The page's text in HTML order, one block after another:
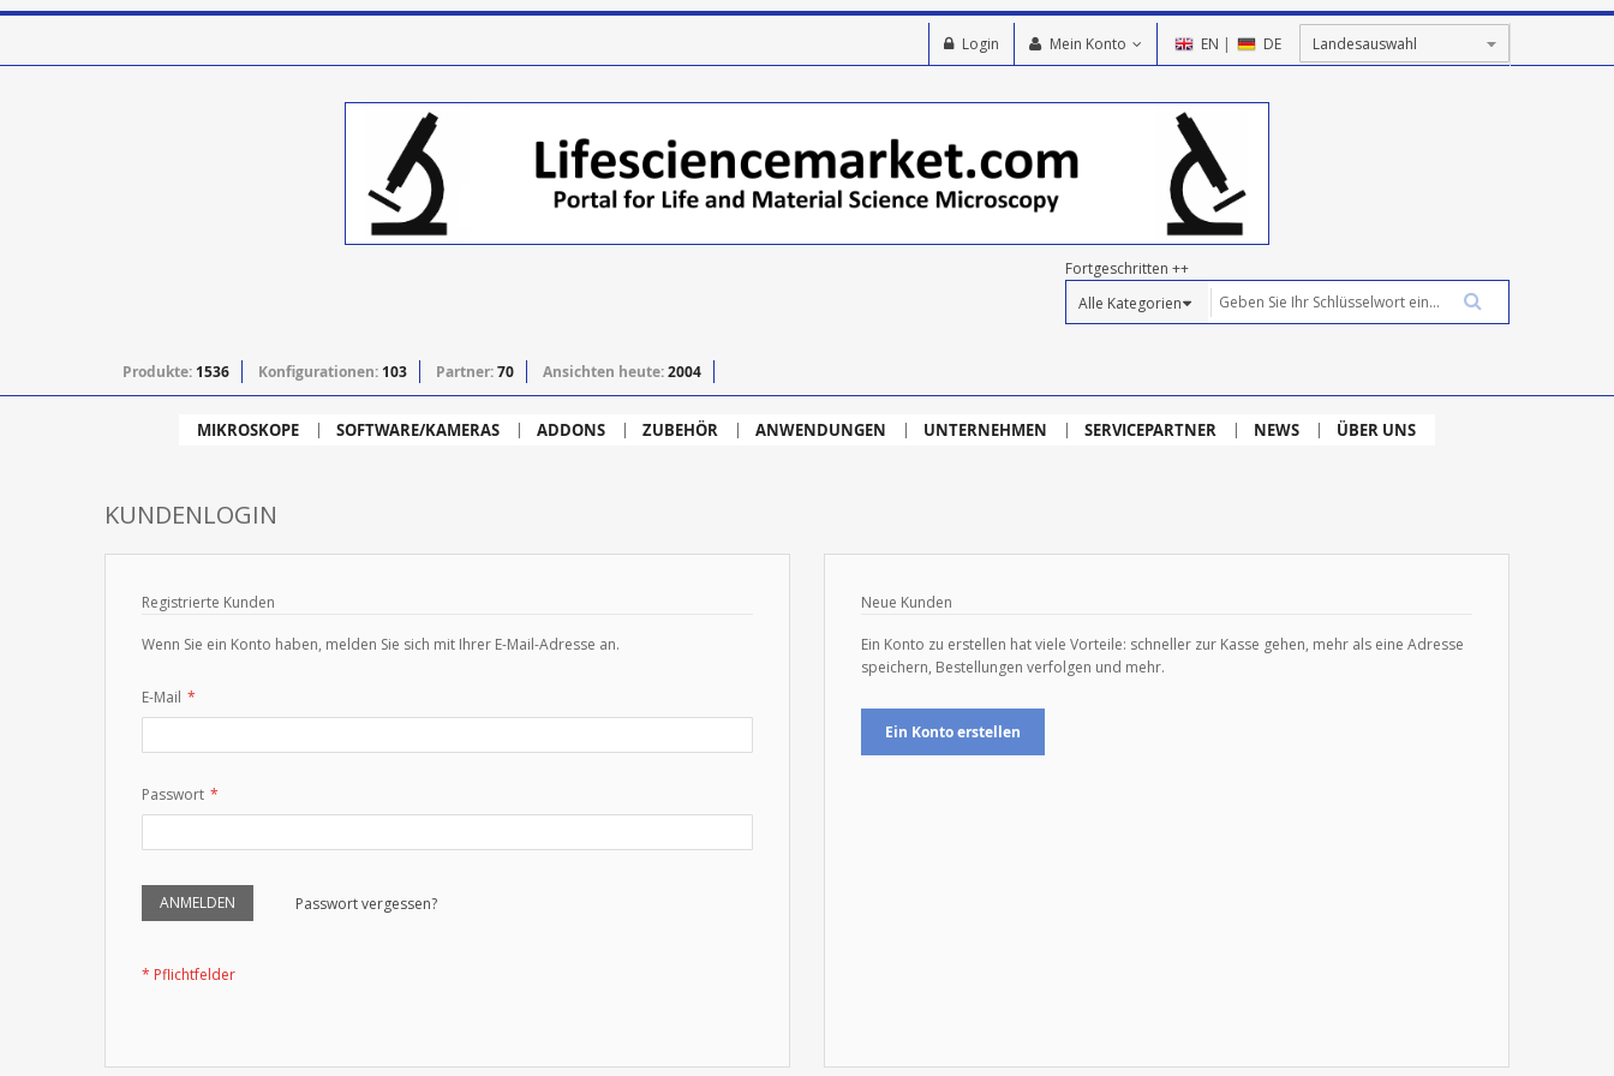
EN | DE
Mein Konto
Login
Fortgeschritten ++
Produkte: 1536 Konfigurationen: 103 Partner:70 Ansichten heute:2004
MIKROSKOPE SOFTWARE/KAMERAS ADDONS ZUBEHÖR ANWENDUNGEN UNTERNEHMEN SERVICEPARTNER NEWS ÜBER UNS
KUNDENLOGIN
Registrierte Kunden
Wenn Sie ein Konto haben, melden Sie sich mit Ihrer E-Mail-Adresse an.
E-Mail
Passwort
ANMELDEN Passwort vergessen?
Neue Kunden
Ein Konto zu erstellen hat viele Vorteile: schneller zur Kasse gehen, mehr als eine Adresse
speichern, Bestellungen verfolgen und mehr.
Ein Konto erstellen